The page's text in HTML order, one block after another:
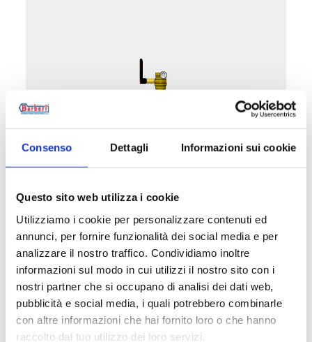
Consenso Dettagli Informazioni sui cookie
Questo sito web utilizza i cookie
Utilizziamo i cookie per personalizzare contenuti ed
annunci, per fornire funzionalità dei social media e per
analizzare il nostro traffico. Condividiamo inoltre
informazioni sul modo in cui utilizzi il nostro sito con i
nostri partner che si occupano di analisi dei dati web,
pubblicità e social media, i quali potrebbero combinarle
con altre informazioni che hai fornito loro o che hanno
raccolto dal tuo utilizzo dei loro servizi.
2 valvole a sfera con attacco flangiato DN 40
PN 10/16 per pompa
Temperatura massima di esercizio: 95 °C
Vai al prodotto